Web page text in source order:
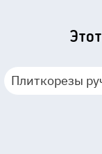
Плиткорезы